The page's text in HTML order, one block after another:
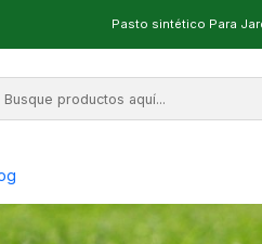
Pasto sintético Para
de la